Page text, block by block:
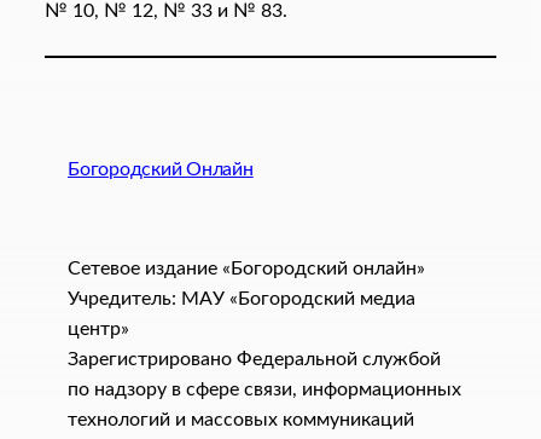
№ 10, № 12, № 33 и № 83.
Богородский Онлайн
Сетевое издание «Богородский онлайн»
Учредитель: МАУ «Богородский медиа
центр»
Зарегистрировано Федеральной службой
по надзору в сфере связи, информационных
технологий и массовых коммуникаций